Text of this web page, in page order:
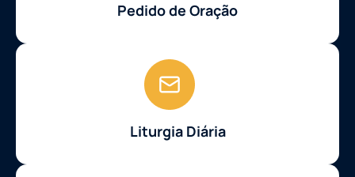
Pedido de Oração
Liturgia Diária